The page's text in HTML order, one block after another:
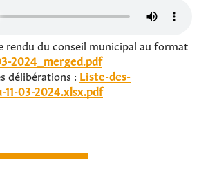
rendu du conseil municipal au format
2024_merged.pdf
délibérations : Liste-des-
03-2024.xlsx.pdf